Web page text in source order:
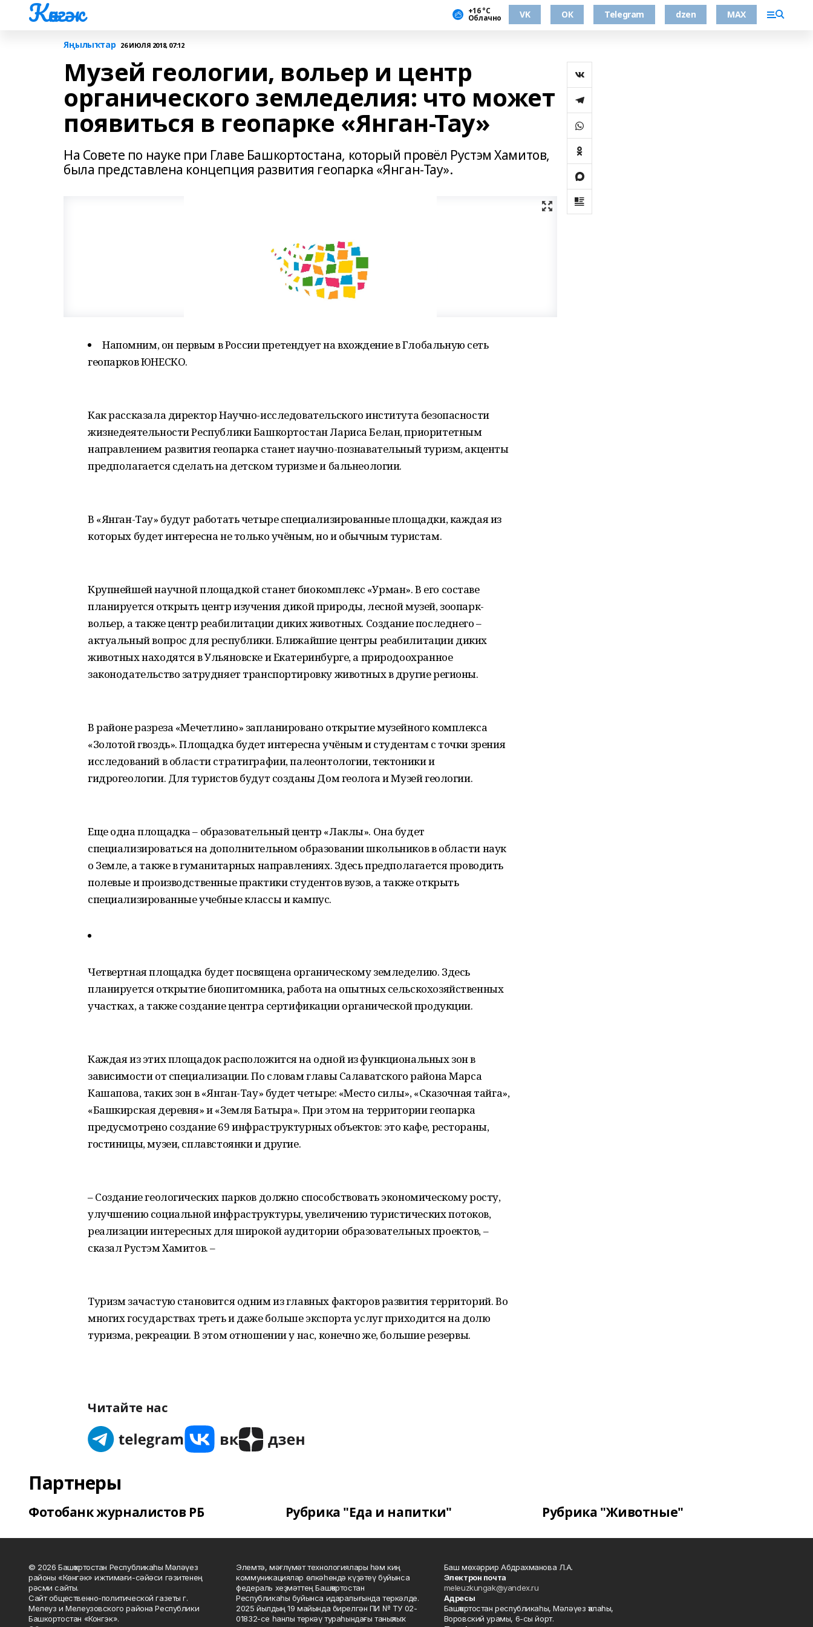
Көнгәк +16 °С
Облачно VK ОК Telegram dzen MAX
Яңылыҡтар 26 ИЮЛЯ 2018, 07:12
Музей геологии, вольер и центр
органического земледелия: что может
появиться в геопарке «Янган-Тау»
На Совете по науке при Главе Башкортостана, который провёл Рустэм Хамитов,
была представлена концепция развития геопарка «Янган-Тау».
Напомним, он первым в России претендует на вхождение в Глобальную сеть
геопарков ЮНЕСКО.
Как рассказала директор Научно-исследовательского института безопасности
жизнедеятельности Республики Башкортостан Лариса Белан, приоритетным
направлением развития геопарка станет научно-познавательный туризм, акценты
предполагается сделать на детском туризме и бальнеологии.
В «Янган-Тау» будут работать четыре специализированные площадки, каждая из
которых будет интересна не только учёным, но и обычным туристам.
Крупнейшей научной площадкой станет биокомплекс «Урман». В его составе
планируется открыть центр изучения дикой природы, лесной музей, зоопарк-
вольер, а также центр реабилитации диких животных. Создание последнего –
актуальный вопрос для республики. Ближайшие центры реабилитации диких
животных находятся в Ульяновске и Екатеринбурге, а природоохранное
законодательство затрудняет транспортировку животных в другие регионы.
В районе разреза «Мечетлино» запланировано открытие музейного комплекса
«Золотой гвоздь». Площадка будет интересна учёным и студентам с точки зрения
исследований в области стратиграфии, палеонтологии, тектоники и
гидрогеологии. Для туристов будут созданы Дом геолога и Музей геологии.
Еще одна площадка – образовательный центр «Лаклы». Она будет
специализироваться на дополнительном образовании школьников в области наук
о Земле, а также в гуманитарных направлениях. Здесь предполагается проводить
полевые и производственные практики студентов вузов, а также открыть
специализированные учебные классы и кампус.
Четвертная площадка будет посвящена органическому земледелию. Здесь
планируется открытие биопитомника, работа на опытных сельскохозяйственных
участках, а также создание центра сертификации органической продукции.
Каждая из этих площадок расположится на одной из функциональных зон в
зависимости от специализации. По словам главы Салаватского района Марса
Кашапова, таких зон в «Янган-Тау» будет четыре: «Место силы», «Сказочная тайга»,
«Башкирская деревня» и «Земля Батыра». При этом на территории геопарка
предусмотрено создание 69 инфраструктурных объектов: это кафе, рестораны,
гостиницы, музеи, сплавстоянки и другие.
– Создание геологических парков должно способствовать экономическому росту,
улучшению социальной инфраструктуры, увеличению туристических потоков,
реализации интересных для широкой аудитории образовательных проектов, –
сказал Рустэм Хамитов. –
Туризм зачастую становится одним из главных факторов развития территорий. Во
многих государствах треть и даже больше экспорта услуг приходится на долю
туризма, рекреации. В этом отношении у нас, конечно же, большие резервы.
Читайте нас
Партнеры
Фотобанк журналистов РБ Рубрика "Еда и напитки" Рубрика "Животные"
© 2026 Башҡортостан Республикаһы Мәләүез
районы «Көнгәк» ижтимағи-сәйәси гәзитенең
рәсми сайты.
Сайт общественно-политической газеты г.
Мелеуз и Мелеузовского района Республики
Башкортостан «Конгэк».
Элемтә, мәғлүмәт технологиялары һәм киң
коммуникациялар өлкәһендә күҙәтеү буйынса
федераль хеҙмәттең Башҡортостан
Республикаһы буйынса идаралығында теркәлде.
2025 йылдың 19 майында бирелгән ПИ № ТУ 02-
01832-се һанлы теркәү тураһындағы таныҡлыҡ.
Баш мөхәррир Абдрахманова Л.А.
Электрон почта
meleuzkungak@yandex.ru
Адресы
Башҡортостан республикаһы, Мәләүез ҡалаһы,
Воровский урамы, 6-сы йорт.